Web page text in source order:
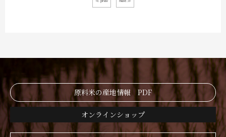
原料米の産地情報 PDF
オンラインショップ